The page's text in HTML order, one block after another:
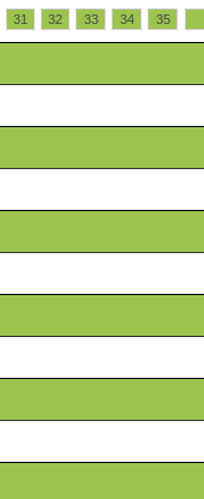
31 32 33 34 35